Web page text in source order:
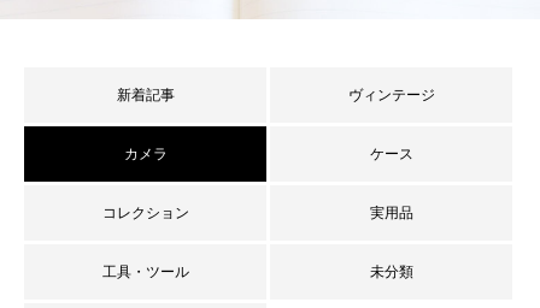
新着記事 ヴィンテージ
カメラ ケース
コレクション 実用品
工具・ツール 未分類